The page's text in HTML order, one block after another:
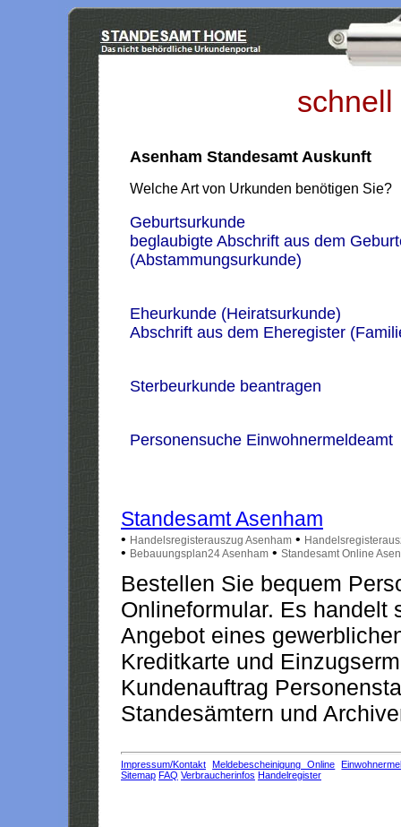
Asenham Standesamt Auskunft
Welche Art von Urkunden benötigen Sie?
Geburtsurkunde
beglaubigte Abschrift aus dem
(Abstammungsurkunde)
Eheurkunde (Heiratsurkunde)
Abschrift aus dem Eheregister
Sterbeurkunde beantragen
Personensuche Einwohnermeldeamt
Standesamt Asenham
• Handelsregisterauszug Asenham •
• Bebauungsplan24 Asenham • Standesamt Online
Bestellen Sie bequem
Onlineformular. Es handelt
Angebot eines
Kreditkarte und
Kundenauftrag
Standesämtern und
Impressum/Kontakt Meldebescheinigung Online
Sitemap FAQ Verbraucherinfos Handelregister